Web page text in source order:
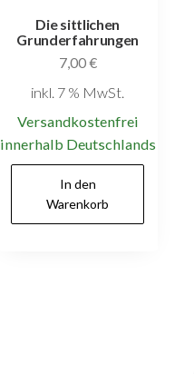
Die sittlichen
Grunderfahrungen
7,00€
inkl. 7 % MwSt.
Versandkostenfrei
innerhalb Deutschlands
In den
Warenkorb